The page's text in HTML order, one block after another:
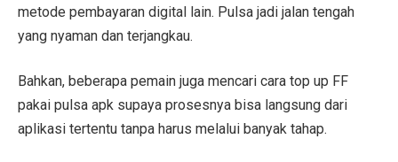
metode pembayaran digital lain. Pulsa jadi jalan tengah
yang nyaman dan terjangkau.
Bahkan, beberapa pemain juga mencari cara top up FF
pakai pulsa apk supaya prosesnya bisa langsung dari
aplikasi tertentu tanpa harus melalui banyak tahap.